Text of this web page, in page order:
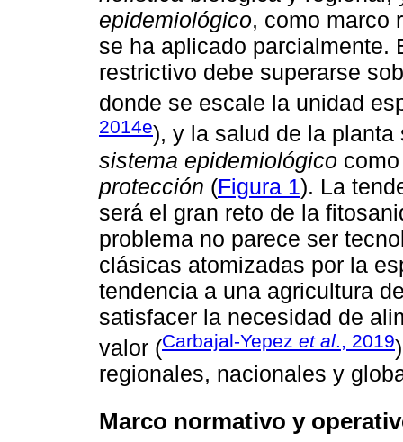
epidemiológico, como marco
se ha aplicado parcialmente.
restrictivo debe superarse
donde se escale la unidad
2014e), y la salud de la
sistema epidemiológico
protección (Figura 1). La
será el gran reto de la
problema no parece ser
clásicas atomizadas por la
tendencia a una agricultura
satisfacer la necesidad de
valor (Carbajal-Yepez et al., 2019
regionales, nacionales y
Marco normativo y